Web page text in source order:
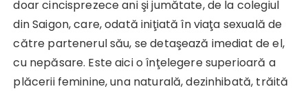
doar cincisprezece ani şi jumătate, de la colegiul
din Saigon, care, odată iniţiată în viaţa sexuală de
către partenerul său, se detaşează imediat de el,
cu nepăsare. Este aici o înţelegere superioară a
plăcerii feminine, una naturală, dezinhibată, trăită